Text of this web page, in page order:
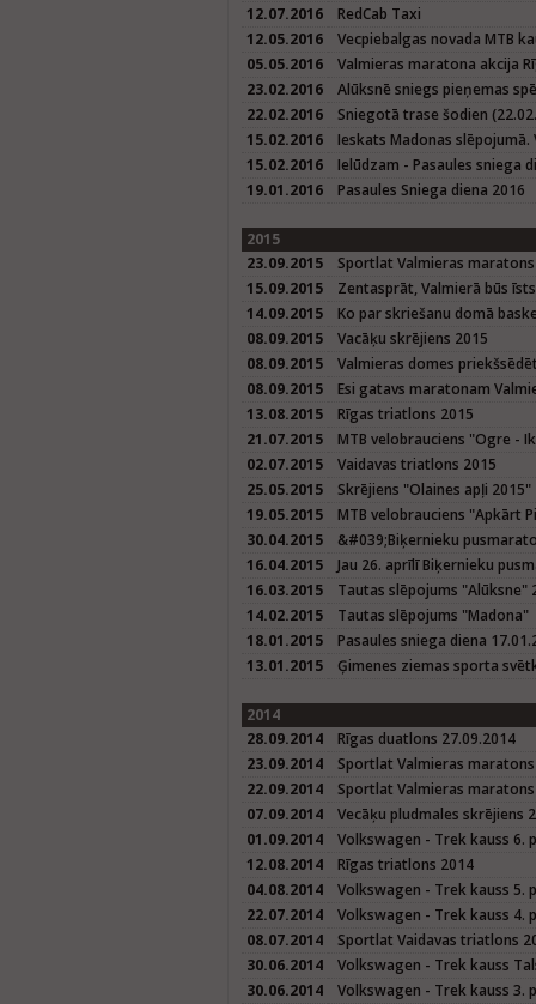
12.07.2016
RedCab Taxi
12.05.2016
Vecpiebalgas novada MTB
05.05.2016
Valmieras maratona akcija
23.02.2016
Alūksnē sniegs pieņemas
22.02.2016
Sniegotā trase šodien
15.02.2016
Ieskats Madonas slēpojumā.
15.02.2016
Ielūdzam - Pasaules sniega
19.01.2016
Pasaules Sniega diena 2016
2015
23.09.2015
Sportlat Valmieras
15.09.2015
Zentasprāt, Valmierā būs
14.09.2015
Ko par skriešanu domā
08.09.2015
Vacāķu skrējiens 2015
08.09.2015
Valmieras domes
08.09.2015
Esi gatavs maratonam
13.08.2015
Rīgas triatlons 2015
21.07.2015
MTB velobrauciens "Ogre -
02.07.2015
Vaidavas triatlons 2015
25.05.2015
Skrējiens "Olaines apļi 2015"
19.05.2015
MTB velobrauciens "Apkārt
30.04.2015
&#039;Biķernieku
16.04.2015
Jau 26. aprīlī Biķernieku
16.03.2015
Tautas slēpojums "Alūksne"
14.02.2015
Tautas slēpojums "Madona"
18.01.2015
Pasaules sniega diena
13.01.2015
Ģimenes ziemas sporta
2014
28.09.2014
Rīgas duatlons 27.09.2014
23.09.2014
Sportlat Valmieras
22.09.2014
Sportlat Valmieras
07.09.2014
Vecāķu pludmales skrējiens
01.09.2014
Volkswagen - Trek kauss 6.
12.08.2014
Rīgas triatlons 2014
04.08.2014
Volkswagen - Trek kauss 5.
22.07.2014
Volkswagen - Trek kauss 4.
08.07.2014
Sportlat Vaidavas triatlons
30.06.2014
Volkswagen - Trek kauss
30.06.2014
Volkswagen - Trek kauss 3.